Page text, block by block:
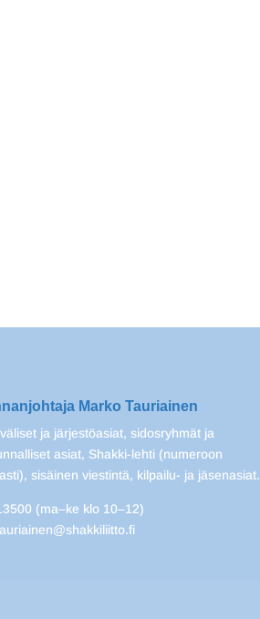
Marko Tauriainen
ja järjestöasiat, sidosryhmät ja
asiat, Shakki-lehti (numeroon
sisäinen viestintä, kilpailu- ja jäsenasiat.
(ma–ke klo 10–12)